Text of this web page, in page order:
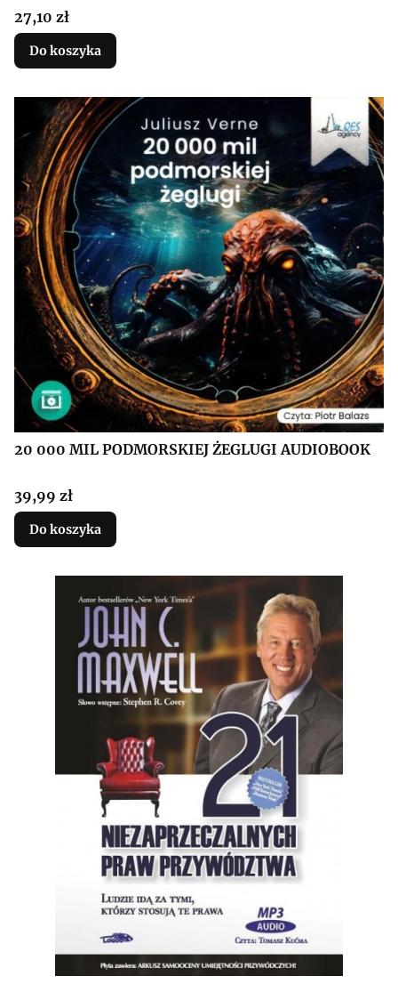
Cena
27,10 zł
Do koszyka
20 000 MIL PODMORSKIEJ ŻEGLUGI AUDIOBOOK
Cena
39,99 zł
Do koszyka